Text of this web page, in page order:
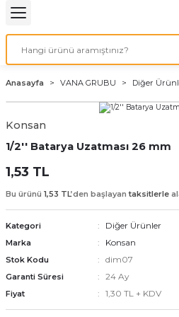
Seti
KOMBİ
SOBASI
Anasayfa VANA GRUBU Diğer
Konsan
1/2'' Batarya Uzatması 26 mm
1,53 TL
Bu ürünü 1,53 TL’den başlayantaksitlerle
Kategori Diğer Ürünler
Marka Konsan
Stok Kodu dim07
Garanti Süresi 24 Ay
Fiyat 1,30 TL + KDV